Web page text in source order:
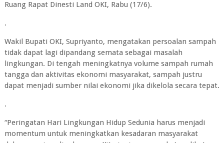
Ruang Rapat Dinesti Land OKI, Rabu (17/6).
.
Wakil Bupati OKI, Supriyanto, mengatakan persoalan sampah
tidak dapat lagi dipandang semata sebagai masalah
lingkungan. Di tengah meningkatnya volume sampah rumah
tangga dan aktivitas ekonomi masyarakat, sampah justru
dapat menjadi sumber nilai ekonomi jika dikelola secara tepat.
.
“Peringatan Hari Lingkungan Hidup Sedunia harus menjadi
momentum untuk meningkatkan kesadaran masyarakat